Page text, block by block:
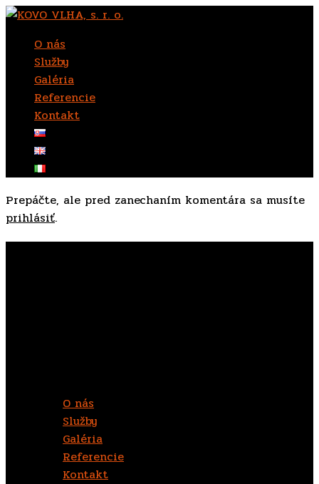
O nás
Služby
Galéria
Referencie
Kontakt
Prepáčte, ale pred zanechaním komentára sa musíte
prihlásiť.
O nás
Služby
Galéria
Referencie
Kontakt